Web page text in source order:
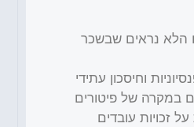
נראים שבשכר
וחיסכון עתידי
של פיטורים
עובדים